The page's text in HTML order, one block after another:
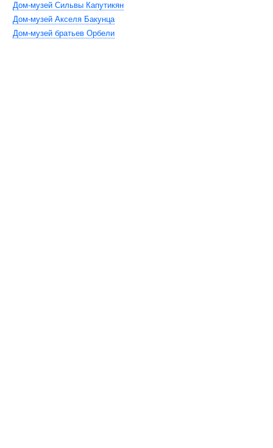
Дом-музей Сильвы Капутикян
Дом-музей Акселя Бакунца
Дом-музей братьев Орбели